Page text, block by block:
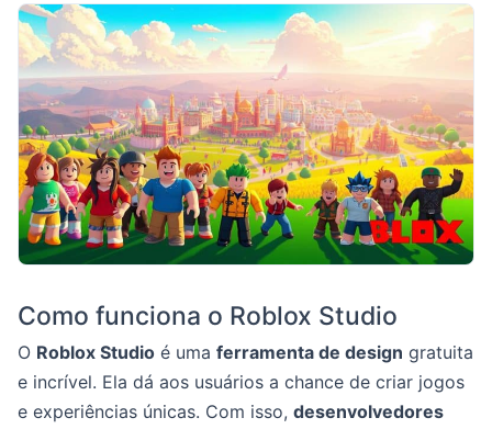
Como funciona o Roblox Studio
O Roblox Studio é uma ferramenta de design gratuita
e incrível. Ela dá aos usuários a chance de criar jogos
e experiências únicas. Com isso, desenvolvedores